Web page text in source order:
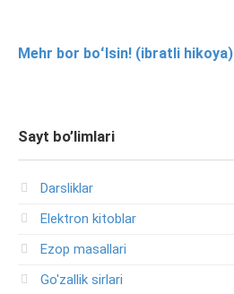
Mehr bor boʻlsin! (ibratli hikoya)
Sayt bo’limlari
Darsliklar
Elektron kitoblar
Ezop masallari
Go'zallik sirlari